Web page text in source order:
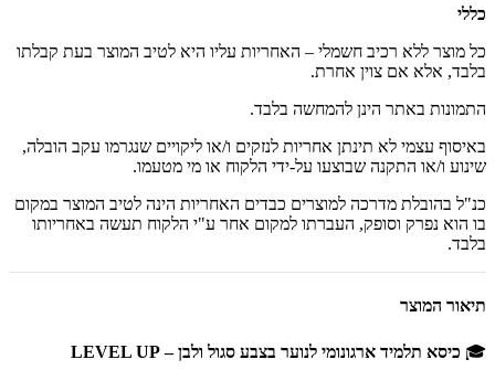
כללי
כל מוצר ללא רכיב חשמלי – האחריות עליו היא לטיב המוצר בעת קבלתו
בלבד, אלא אם צוין אחרת.
התמונות באתר הינן להמחשה בלבד.
באיסוף עצמי לא תינתן אחריות לנזקים ו/או ליקויים שנגרמו עקב הובלה,
שינוע ו/או התקנה שבוצעו על-ידי הלקוח או מי מטעמו.
כנ"ל בהובלת מדרכה למוצרים כבדים האחריות הינה לטיב המוצר במקום
בו הוא נפרק וסופק, העברתו למקום אחר ע"י הלקוח תעשה באחריותו
בלבד.
תיאור המוצר
🎓 כיסא תלמיד ארגונומי לנוער בצבע סגול ולבן – LEVEL UP